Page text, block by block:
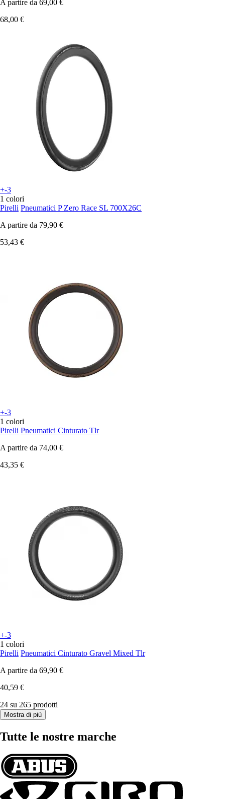
A partire da 69,00 €
68,00 €
+-3
1 colori
Pirelli Pneumatici P Zero Race SL 700X26C
A partire da 79,90 €
53,43 €
+-3
1 colori
Pirelli Pneumatici Cinturato Tlr
A partire da 74,00 €
43,35 €
+-3
1 colori
Pirelli Pneumatici Cinturato Gravel Mixed Tlr
A partire da 69,90 €
40,59 €
24 su 265 prodotti
Mostra di più
Tutte le nostre marche